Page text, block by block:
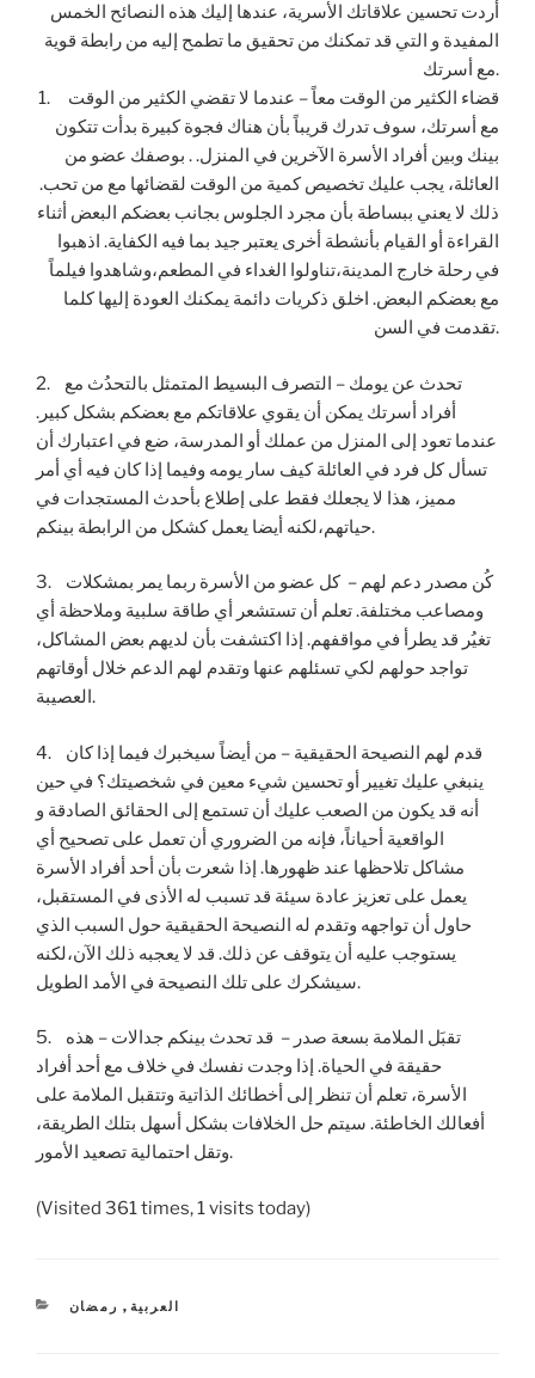
أردت تحسين علاقاتك الأسرية، عندها إليك هذه النصائح الخمس
المفيدة و التي قد تمكنك من تحقيق ما تطمح إليه من رابطة قوية
مع أسرتك.
1. قضاء الكثير من الوقت معاً – عندما لا تقضي الكثير من الوقت
مع أسرتك، سوف تدرك قريباً بأن هناك فجوة كبيرة بدأت تتكون
بينك وبين أفراد الأسرة الآخرين في المنزل. . بوصفك عضو من
العائلة، يجب عليك تخصيص كمية من الوقت لقضائها مع من تحب.
ذلك لا يعني ببساطة بأن مجرد الجلوس بجانب بعضكم البعض أثناء
القراءة أو القيام بأنشطة أخرى يعتبر جيد بما فيه الكفاية. اذهبوا
في رحلة خارج المدينة،تناولوا الغداء في المطعم،وشاهدوا فيلماً
مع بعضكم البعض. اخلق ذكريات دائمة يمكنك العودة إليها كلما
تقدمت في السن.
2. تحدث عن يومك – التصرف البسيط المتمثل بالتحدُث مع
أفراد أسرتك يمكن أن يقوي علاقاتكم مع بعضكم بشكل كبير.
عندما تعود إلى المنزل من عملك أو المدرسة، ضع في اعتبارك أن
تسأل كل فرد في العائلة كيف سار يومه وفيما إذا كان فيه أي أمر
مميز، هذا لا يجعلك فقط على إطلاع بأحدث المستجدات في
حياتهم،لكنه أيضا يعمل كشكل من الرابطة بينكم.
3. كُن مصدر دعم لهم – كل عضو من الأسرة ربما يمر بمشكلات
ومصاعب مختلفة. تعلم أن تستشعر أي طاقة سلبية وملاحظة أي
تغيُر قد يطرأ في مواقفهم. إذا اكتشفت بأن لديهم بعض المشاكل،
تواجد حولهم لكي تسئلهم عنها وتقدم لهم الدعم خلال أوقاتهم
العصيبة.
4. قدم لهم النصيحة الحقيقية – من أيضاً سيخبرك فيما إذا كان
ينبغي عليك تغيير أو تحسين شيء معين في شخصيتك؟ في حين
أنه قد يكون من الصعب عليك أن تستمع إلى الحقائق الصادقة و
الواقعية أحياناً، فإنه من الضروري أن تعمل على تصحيح أي
مشاكل تلاحظها عند ظهورها. إذا شعرت بأن أحد أفراد الأسرة
يعمل على تعزيز عادة سيئة قد تسبب له الأذى في المستقبل،
حاول أن تواجهه وتقدم له النصيحة الحقيقية حول السبب الذي
يستوجب عليه أن يتوقف عن ذلك. قد لا يعجبه ذلك الآن،لكنه
سيشكرك على تلك النصيحة في الأمد الطويل.
5. تقبَل الملامة بسعة صدر – قد تحدث بينكم جدالات – هذه
حقيقة في الحياة. إذا وجدت نفسك في خلاف مع أحد أفراد
الأسرة، تعلم أن تنظر إلى أخطائك الذاتية وتتقبل الملامة على
أفعالك الخاطئة. سيتم حل الخلافات بشكل أسهل بتلك الطريقة،
وتقل احتمالية تصعيد الأمور.
(Visited 361 times, 1 visits today)
CATEGORIES
العربية , رمضان